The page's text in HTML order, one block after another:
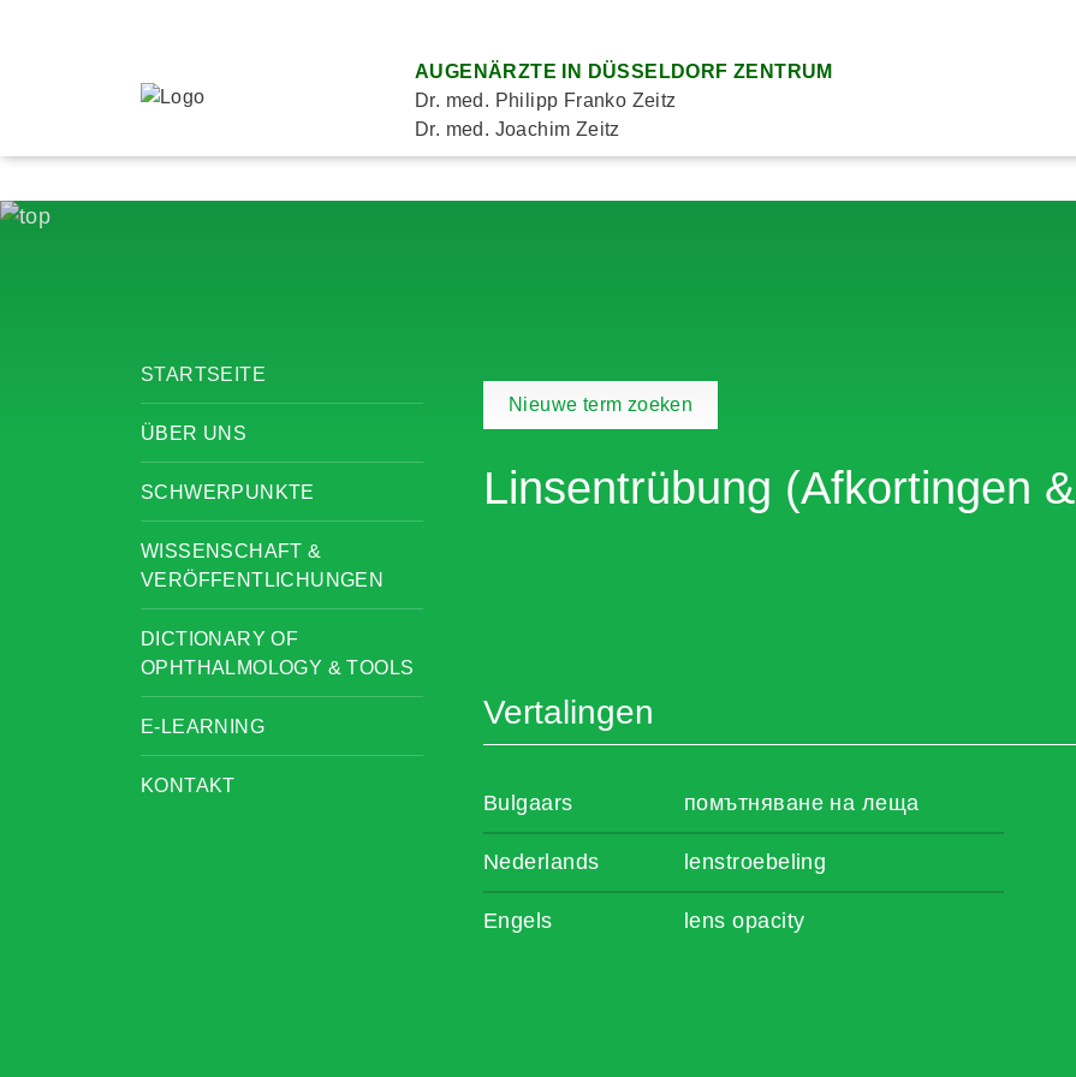
AUGENÄRZTE IN DÜSSELDORF ZENTRUM
Dr. med. Philipp Franko Zeitz
Dr. med. Joachim Zeitz
STARTSEITE
ÜBER UNS
SCHWERPUNKTE
WISSENSCHAFT &
VERÖFFENTLICHUNGEN
DICTIONARY OF
OPHTHALMOLOGY & TOOLS
E-LEARNING
KONTAKT
Nieuwe term zoeken
Linsentrübung (Afkortingen
Vertalingen
Bulgaars помътняване на леща
Nederlands lenstroebeling
Engels lens opacity